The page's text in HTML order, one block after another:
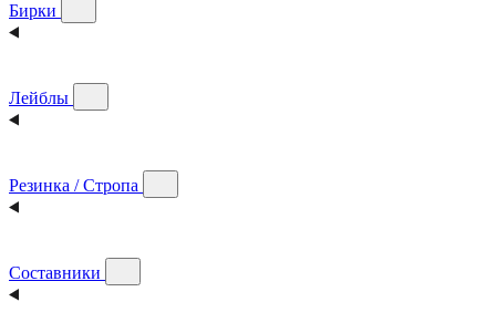
Бирки
Лейблы
Резинка / Стропа
Составники